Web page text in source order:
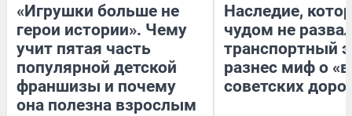
«Игрушки больше не
герои истории». Чему
учит пятая часть
популярной детской
франшизы и почему
она полезна взрослым
Наследие,
чудом не
транспортный
разнес миф о
советских